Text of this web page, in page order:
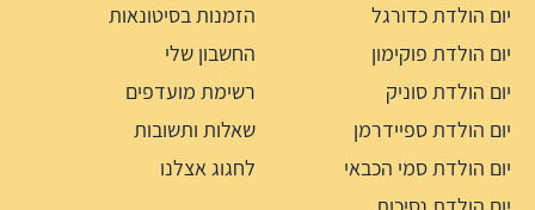
יום הולדת כדורגל
יום הולדת פוקימון
יום הולדת סוניק
יום הולדת ספיידרמן
יום הולדת סמי הכבאי
הזמנות בסיטונאות
החשבון שלי
רשימת מועדפים
שאלות ותשובות
לחגוג אצלנו